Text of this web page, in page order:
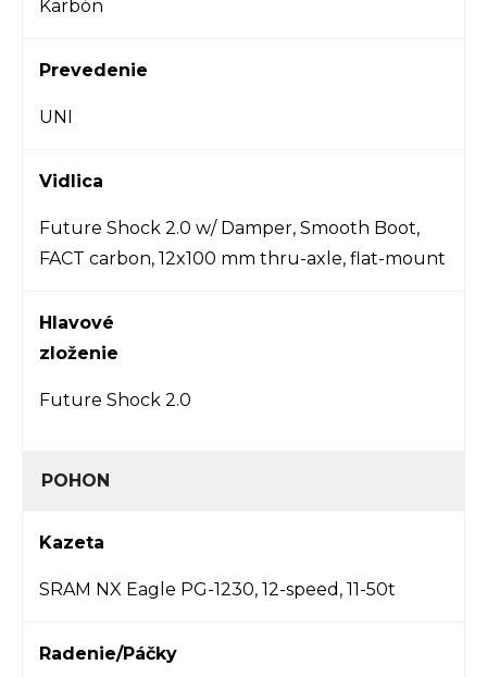
Karbón
Prevedenie
UNI
Vidlica
Future Shock 2.0 w/ Damper, Smooth Boot,
FACT carbon, 12x100 mm thru-axle, flat-mount
Hlavové
zloženie
Future Shock 2.0
POHON
Kazeta
SRAM NX Eagle PG-1230, 12-speed, 11-50t
Radenie/Páčky